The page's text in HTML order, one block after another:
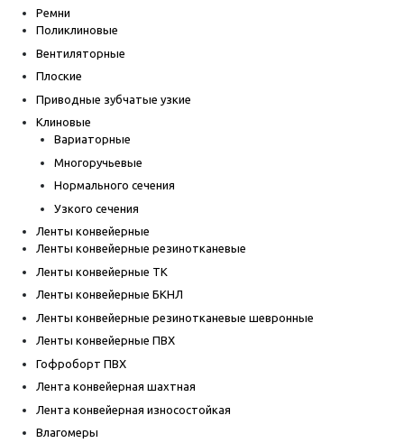
Ремни
Поликлиновые
Вентиляторные
Плоские
Приводные зубчатые узкие
Клиновые
Вариаторные
Многоручьевые
Нормального сечения
Узкого сечения
Ленты конвейерные
Ленты конвейерные резинотканевые
Ленты конвейерные ТК
Ленты конвейерные БКНЛ
Ленты конвейерные резинотканевые шевронные
Ленты конвейерные ПВХ
Гофроборт ПВХ
Лента конвейерная шахтная
Лента конвейерная износостойкая
Влагомеры